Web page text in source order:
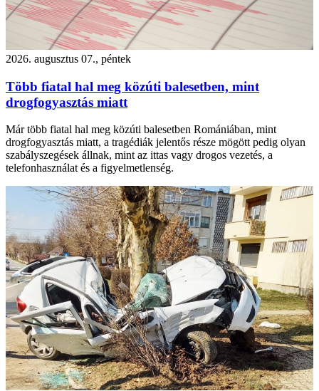
2026. augusztus 07., péntek
Több fiatal hal meg közúti balesetben, mint
drogfogyasztás miatt
Már több fiatal hal meg közúti balesetben Romániában, mint
drogfogyasztás miatt, a tragédiák jelentős része mögött pedig olyan
szabályszegések állnak, mint az ittas vagy drogos vezetés, a
telefonhasználat és a figyelmetlenség.